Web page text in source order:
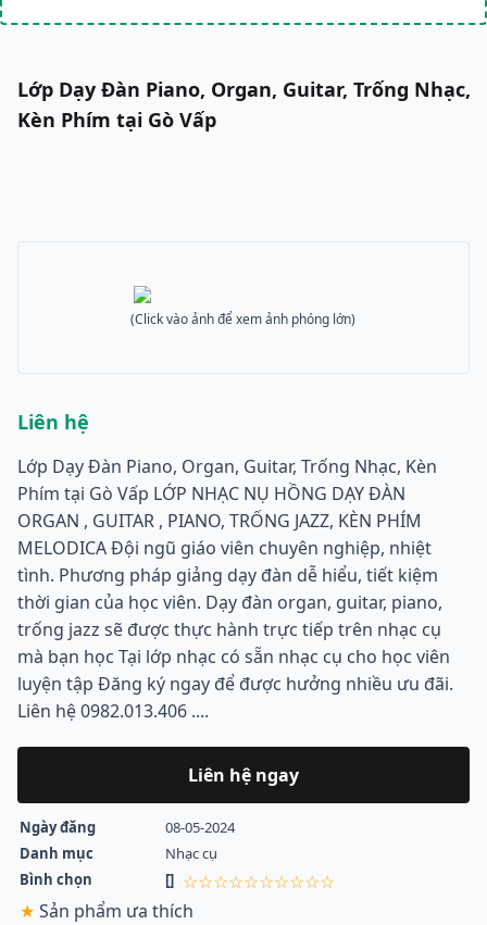
Lớp Dạy Đàn Piano, Organ, Guitar, Trống Nhạc,
Kèn Phím tại Gò Vấp
(Click vào ảnh để xem ảnh phóng lớn)
Liên hệ
Lớp Dạy Đàn Piano, Organ, Guitar, Trống Nhạc, Kèn
Phím tại Gò Vấp LỚP NHẠC NỤ HỒNG DẠY ĐÀN
ORGAN , GUITAR , PIANO, TRỐNG JAZZ, KÈN PHÍM
MELODICA Đội ngũ giáo viên chuyên nghiệp, nhiệt
tình. Phương pháp giảng dạy đàn dễ hiểu, tiết kiệm
thời gian của học viên. Dạy đàn organ, guitar, piano,
trống jazz sẽ được thực hành trực tiếp trên nhạc cụ
mà bạn học Tại lớp nhạc có sẵn nhạc cụ cho học viên
luyện tập Đăng ký ngay để được hưởng nhiều ưu đãi.
Liên hệ 0982.013.406 ....
Liên hệ ngay
Ngày đăng
08-05-2024
Danh mục
Nhạc cụ
Bình chọn
[] ☆☆☆☆☆☆☆☆☆☆
★ Sản phẩm ưa thích